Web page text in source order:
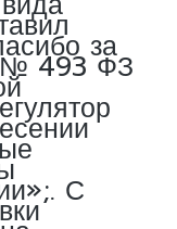
за
493 ФЗ
С